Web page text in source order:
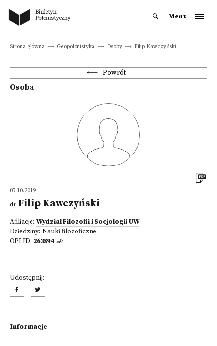
Menu
Strona główna Geopolonistyka Osoby Filip Kawczyński
Powrót
Osoba
07.10.2019
dr Filip Kawczyński
Afiliacje: Wydział Filozofii i Socjologii UW
Dziedziny: Nauki filozoficzne
OPI ID: 263894
Udostępnij:
Informacje